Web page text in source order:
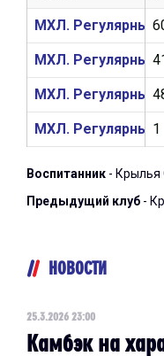
1
МХЛ. Регулярный
МХЛ. Регулярный
МХЛ. Регулярный
МХЛ. Регулярный
Воспитанник - Крылья
Предыдущий клуб -
НОВОСТИ
25.3.2026 23:00
Камбэк на